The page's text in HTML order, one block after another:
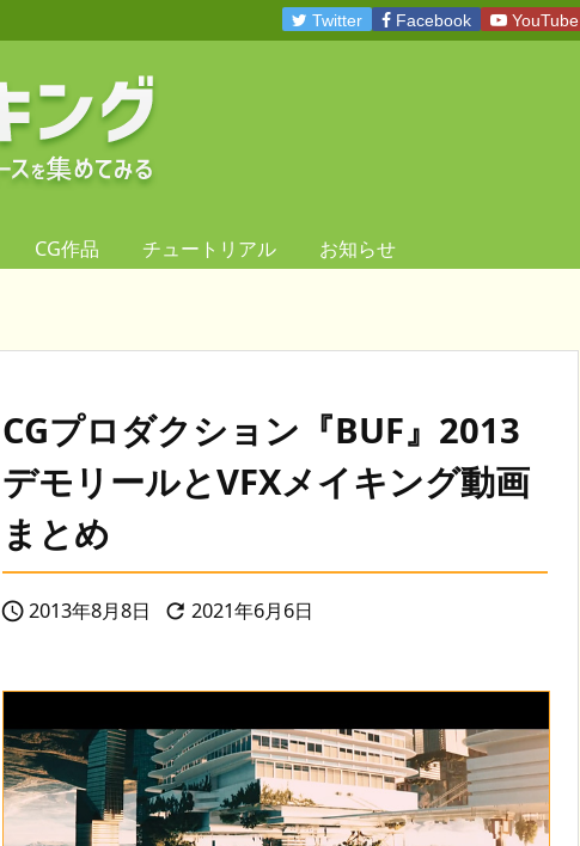
CG作品 チュートリアル お知らせ
Twitter Facebook YouTube
CGプロダクション『BUF』2013
デモリールとVFXメイキング動画
まとめ
2013年8月8日  2021年6月6日